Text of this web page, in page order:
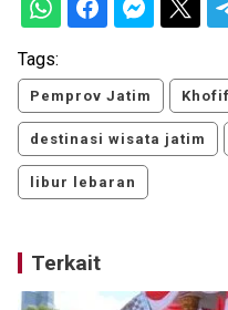
Tags:
Pemprov Jatim
destinasi wisata jatim
libur lebaran
Terkait